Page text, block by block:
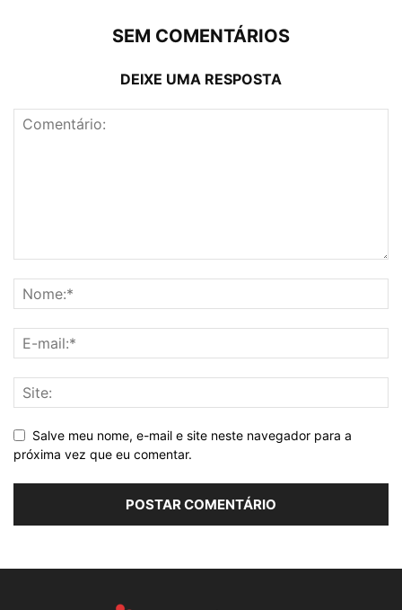
SEM COMENTÁRIOS
DEIXE UMA RESPOSTA
Salve meu nome, e-mail e site neste navegador para a
próxima vez que eu comentar.